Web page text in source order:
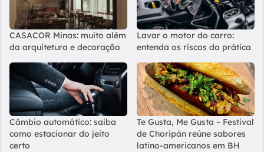
CASACOR Minas: muito além
da arquitetura e decoração
Lavar o motor do carro:
entenda os riscos da prática
Câmbio automático: saiba
como estacionar do jeito
certo
Te Gusta, Me Gusta – Festival
de Choripán reúne sabores
latino-americanos em BH